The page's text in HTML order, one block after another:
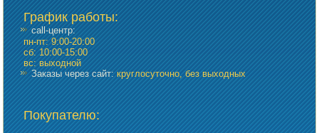
График работы:
call-центр:
пн-пт: 9:00-20:00
сб: 10:00-15:00
вс: выходной
Заказы через сайт:круглосуточно, без выходных
Покупателю: